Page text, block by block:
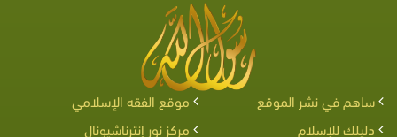
ساهم في نشر الموقع
موقع الفقه الإسلامي
دليلك للإسلام
مركز نور إنترناشيونال